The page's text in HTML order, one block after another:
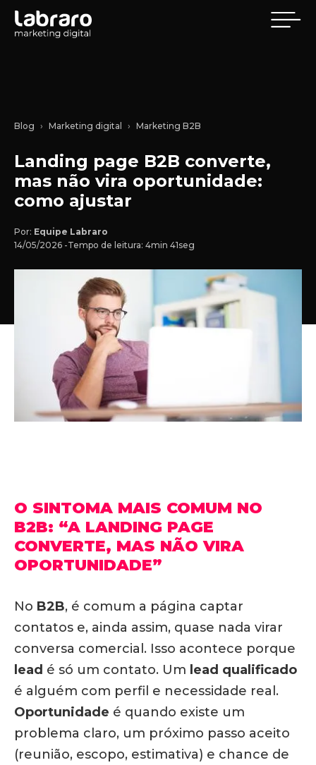
Blog Marketing digital Marketing B2B
Landing page B2B converte,
mas não vira oportunidade:
como ajustar
Por: Equipe Labraro
14/05/2026 -Tempo de leitura: 4min 41seg
O SINTOMA MAIS COMUM NO
B2B: “A LANDING PAGE
CONVERTE, MAS NÃO VIRA
OPORTUNIDADE”
No B2B, é comum a página captar
contatos e, ainda assim, quase nada virar
conversa comercial. Isso acontece porque
lead é só um contato. Um lead qualificado
é alguém com perfil e necessidade real.
Oportunidade é quando existe um
problema claro, um próximo passo aceito
(reunião, escopo, estimativa) e chance de